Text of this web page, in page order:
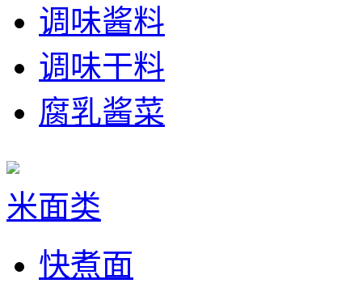
调味酱料
调味干料
腐乳酱菜
米面类
快煮面